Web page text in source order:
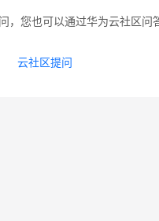
，您也可以通过华为云社区问
云社区提问